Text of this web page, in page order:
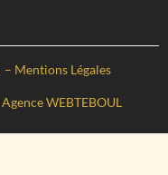
– Mentions Légales
Agence WEBTEBOUL